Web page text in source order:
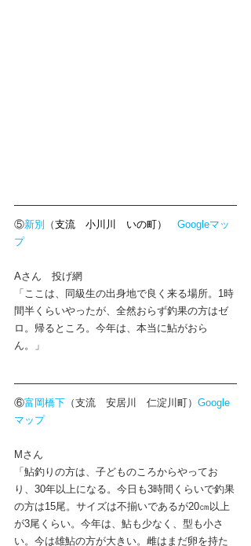
⑤新別 （支流　小川川　いの町） Googleマッ
プ
Aさん　投げ網
「ここは、同級生の出身地で良く来る場所。1時
間半くらいやったが、全然おらず釣果の方はゼ
ロ。帰るところ。今年は、本当に鮎がおら
ん。」
⑥富岡橋下 （支流　安居川　仁淀川町） Google
マップ
Mさん
「鮎釣りの方は、子どものころからやってお
り、30年以上になる。今日も3時間くらいで釣果
の方は15尾。サイズは不揃いであるが20㎝以上
が3尾くらい。今年は、鮎も少なく、型も小さ
い。今は雄鮎の方が大きい。雌はまだ卵を持た